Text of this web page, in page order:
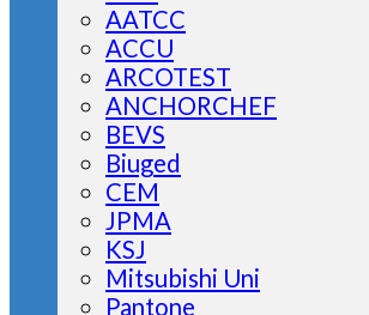
AATCC
ACCU
ARCOTEST
ANCHORCHEF
BEVS
Biuged
CEM
JPMA
KSJ
Mitsubishi Uni
Pantone